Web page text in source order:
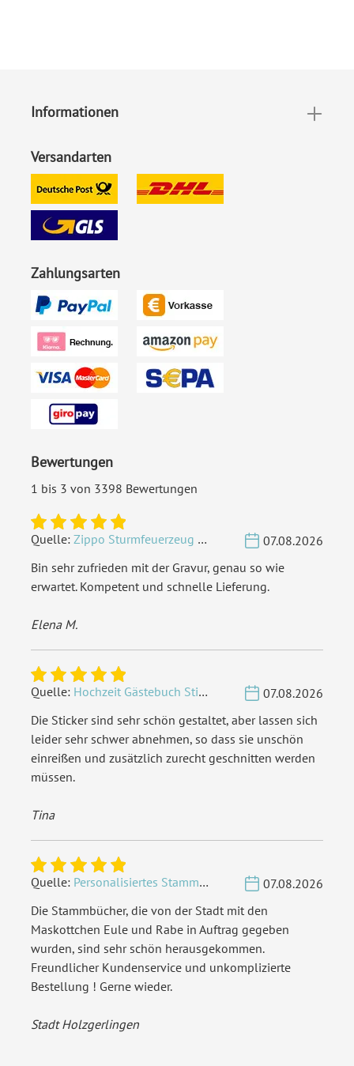
Informationen
Versandarten
Zahlungsarten
Bewertungen
1 bis 3 von 3398 Bewertungen
Quelle: Zippo Sturmfeuerzeug Chrom - Verzierte Initialen
07.08.2026
Bin sehr zufrieden mit der Gravur, genau so wie
erwartet. Kompetent und schnelle Lieferung.
Elena M.
Quelle: Hochzeit Gästebuch Sticker 40 Fragen - Weiß
07.08.2026
Die Sticker sind sehr schön gestaltet, aber lassen sich
leider sehr schwer abnehmen, so dass sie unschön
einreißen und zusätzlich zurecht geschnitten werden
müssen.
Tina
Quelle: Personalisiertes Stammbuch - Eigene Gravurdatei hochladen
07.08.2026
Die Stammbücher, die von der Stadt mit den
Maskottchen Eule und Rabe in Auftrag gegeben
wurden, sind sehr schön herausgekommen.
Freundlicher Kundenservice und unkomplizierte
Bestellung ! Gerne wieder.
Stadt Holzgerlingen